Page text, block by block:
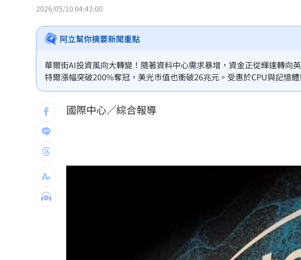
白推交通罰款專用公投！綠：可直接處理
瓊斯盃領隊出爐 陳立宗與張維正挺台灣隊
日人扛回35公斤戰利品曝 台人一看：懂買 16:04
彰化橘色虎斑貓走失！飼主懸賞20萬找阿咪
2026/05/10 04:43:00
阿立幫你摘要新聞重點
華爾街AI投資風向大轉變！隨著資料中心需求暴增，資金正從輝達轉向
特爾漲幅突破200%奪冠，美光市值也衝破26兆元。受惠於CPU與記憶
Meta與輝達大單，反映AI牛市正全面擴張。分析師指出市場正上演「
現已超越輝達，成為AI基建新寵兒。
國際中心／綜合報導